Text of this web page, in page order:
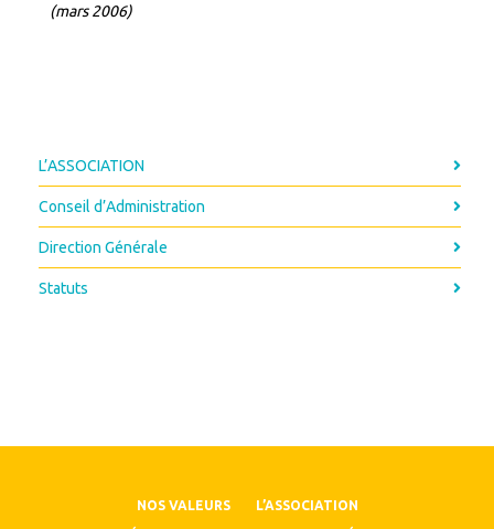
(mars 2006)
L’ASSOCIATION
Conseil d’Administration
Direction Générale
Statuts
NOS VALEURS L’ASSOCIATION